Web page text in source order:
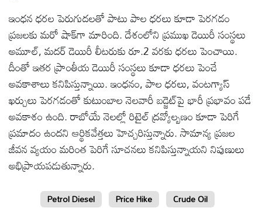
ఇంధన ధరల పెరుగుదలతో పాటు పాల ధరలు కూడా పెరగడం
ప్రజలకు మరో షాక్‌గా మారింది. దేశంలోని ప్రముఖ డెయిరీ సంస్థలు
అమూల్‌, మదర్‌ డెయిరీ లీటరుకు రూ.2 వరకు ధరలు పెంచాయి.
దీంతో ఇతర ప్రాంతీయ డెయిరీ సంస్థలు కూడా ధరలు పెంచే
అవకాశాలు కనిపిస్తున్నాయి. ఇంధనం, పాల ధరలు, వంటగ్యాస్
ఖర్చులు పెరగడంతో కుటుంబాల నెలవారీ బడ్జెట్‌పై భారీ ప్రభావం పడే
అవకాశం ఉంది. రాబోయే నెలల్లో రిటైల్ ద్రవ్యోల్బణం కూడా పెరిగే
ప్రమాదం ఉందని ఆర్థికవేత్తలు హెచ్చరిస్తున్నారు. సామాన్య ప్రజల
జీవన వ్యయం మరింత పెరిగే సూచనలు కనిపిస్తున్నాయని నిపుణులు
అభిప్రాయపడుతున్నారు.
Petrol Diesel Price Hike
Crude Oil